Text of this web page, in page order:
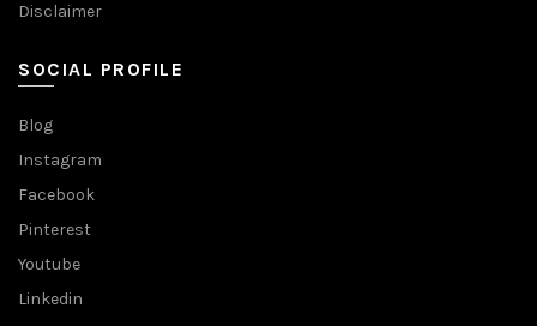
Disclaimer
SOCIAL PROFILE
Blog
Instagram
Facebook
Pinterest
Youtube
Linkedin